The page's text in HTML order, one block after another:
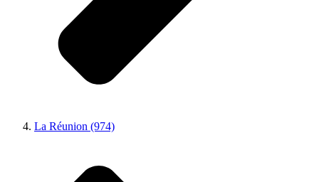
La Réunion (974)